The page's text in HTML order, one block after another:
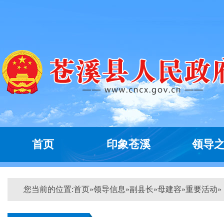
首页 印象苍溪 领导
您当前的位置:首页»领导信息»副县长»母建容»重要活动»